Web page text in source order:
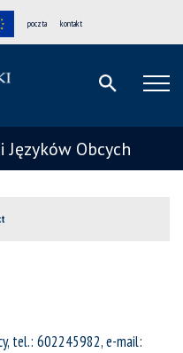
poczta kontakt
Obcych
tel.: 602245982, e-mail: